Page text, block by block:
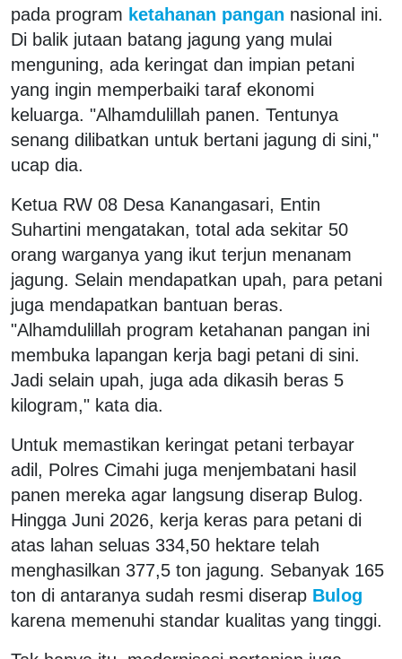
pada program ketahanan pangan nasional ini.
Di balik jutaan batang jagung yang mulai
menguning, ada keringat dan impian petani
yang ingin memperbaiki taraf ekonomi
keluarga. "Alhamdulillah panen. Tentunya
senang dilibatkan untuk bertani jagung di sini,"
ucap dia.
Ketua RW 08 Desa Kanangasari, Entin
Suhartini mengatakan, total ada sekitar 50
orang warganya yang ikut terjun menanam
jagung. Selain mendapatkan upah, para petani
juga mendapatkan bantuan beras.
"Alhamdulillah program ketahanan pangan ini
membuka lapangan kerja bagi petani di sini.
Jadi selain upah, juga ada dikasih beras 5
kilogram," kata dia.
Untuk memastikan keringat petani terbayar
adil, Polres Cimahi juga menjembatani hasil
panen mereka agar langsung diserap Bulog.
Hingga Juni 2026, kerja keras para petani di
atas lahan seluas 334,50 hektare telah
menghasilkan 377,5 ton jagung. Sebanyak 165
ton di antaranya sudah resmi diserap Bulog
karena memenuhi standar kualitas yang tinggi.